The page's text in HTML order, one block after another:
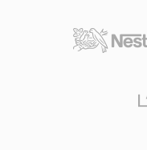
antara ribuan
menggantikan
tertanam, SHN
keunggulan
Kekuatan